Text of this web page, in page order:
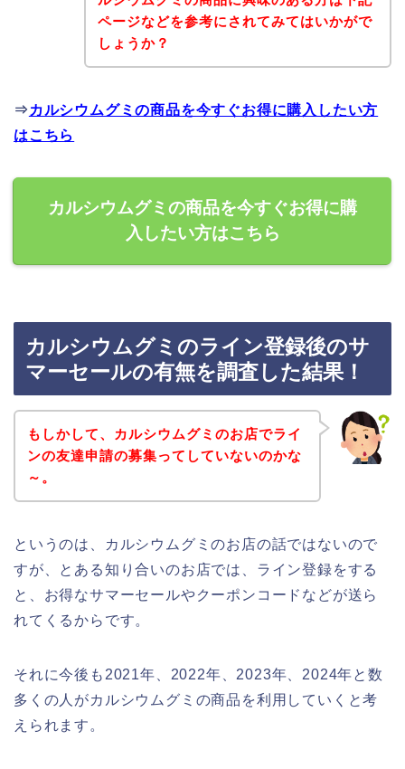
ページなどを参考にされてみてはいかがで
しょうか？
⇒ カルシウムグミの商品を今すぐお得に購入したい方
はこちら
カルシウムグミの商品を今すぐお得に購
入したい方はこちら
カルシウムグミのライン登録後のサ
マーセールの有無を調査した結果！
もしかして、カルシウムグミのお店でライ
ンの友達申請の募集ってしていないのかな
～。
というのは、カルシウムグミのお店の話ではないので
すが、とある知り合いのお店では、ライン登録をする
と、お得なサマーセールやクーポンコードなどが送ら
れてくるからです。
それに今後も2021年、2022年、2023年、2024年と数
多くの人がカルシウムグミの商品を利用していくと考
えられます。